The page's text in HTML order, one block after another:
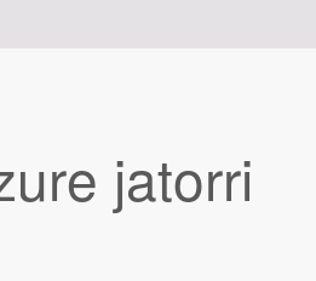
jatorri